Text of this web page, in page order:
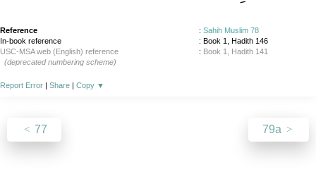
Reference : Sahih Muslim 78
In-book reference
: Book 1, Hadith 146
USC-MSA web (English) reference
: Book 1, Hadith 141
(deprecated numbering scheme)
Report Error | Share | Copy ▼
77 79a